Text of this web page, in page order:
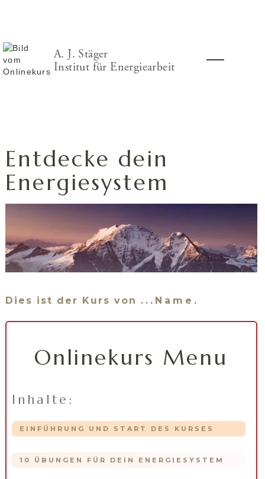
A. J. Stäger
Institut für Energiearbeit
Entdecke dein
Energiesystem
Dies ist der Kurs von ...Name .
Onlinekurs Menu
Inhalte:
EINFÜHRUNG UND START DES KURSES
10 ÜBUNGEN FÜR DEIN ENERGIESYSTEM